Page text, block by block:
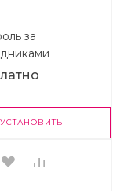
за
УСТАНОВИТЬ